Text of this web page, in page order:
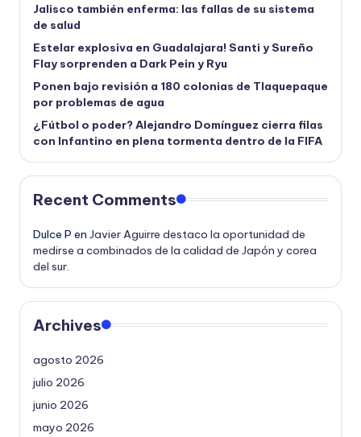
Jalisco también enferma: las fallas de su sistema
de salud
Estelar explosiva en Guadalajara! Santi y Sureño
Flay sorprenden a Dark Pein y Ryu
Ponen bajo revisión a 180 colonias de Tlaquepaque
por problemas de agua
¿Fútbol o poder? Alejandro Domínguez cierra filas
con Infantino en plena tormenta dentro de la FIFA
Recent Comments
Dulce P en Javier Aguirre destaco la oportunidad de
medirse a combinados de la calidad de Japón y corea
del sur.
Archives
agosto 2026
julio 2026
junio 2026
mayo 2026